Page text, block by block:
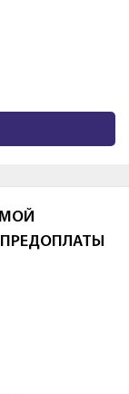
ПРЕДОПЛАТЫ